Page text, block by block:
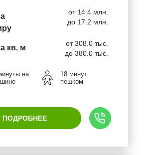
от 14.4 млн.
до 17.2 млн.
кв. м
от 308.0 тыс.
до 380.0 тыс.
на
18 минут
пешком
ПОДРОБНЕЕ